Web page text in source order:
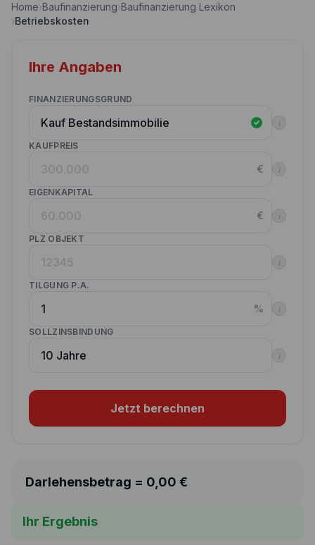
Nebenkostenrechner
Annuitätenrechner
Wettbewerbe
Kunden werben Kunden
Kontakt
Home›Baufinanzierung›Baufinanzierung Lexikon
›Betriebskosten
Ihre Angaben
FINANZIERUNGSGRUND
i
KAUFPREIS
€ i
EIGENKAPITAL
€ i
PLZ OBJEKT
i
TILGUNG P.A.
% i
SOLLZINSBINDUNG
i
Jetzt berechnen
Darlehensbetrag = 0,00 €
Ihr Ergebnis